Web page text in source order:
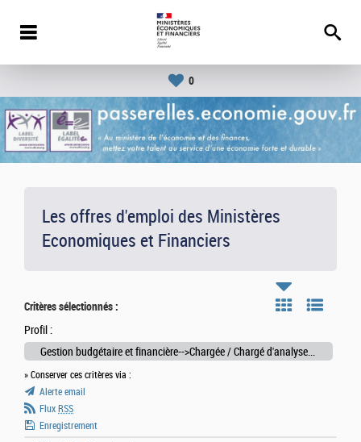
0
Les offres d'emploi des Ministères
Economiques et Financiers
Critères sélectionnés :
Profil :
Gestion budgétaire et financière-->Chargée / Chargé d'analyses budgétaires
» Conserver ces critères via :
Alerte email
Flux RSS
Enregistrement